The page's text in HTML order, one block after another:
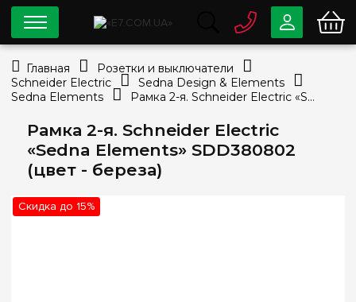
Рамка 2-я. Schneider Electric
«Sedna Elements» SDD380802
(цвет - береза)
Скидка до 15%
0 80033-63-07
info@e7.com.ua
044 334-79-78
Viber Telegram
Главная
Розетки и выключатели
Schneider Electric
Sedna Design & Elements
Sedna Elements
Рамка 2-я. Schneider Electric «Sedna Elements» SDD380802 (цвет - береза)